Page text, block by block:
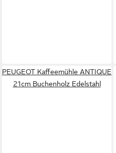
PEUGEOT Kaffeemühle ANTIQUE
21cm Buchenholz Edelstahl